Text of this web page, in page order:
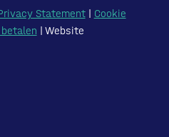
Statement| Cookie
| Website